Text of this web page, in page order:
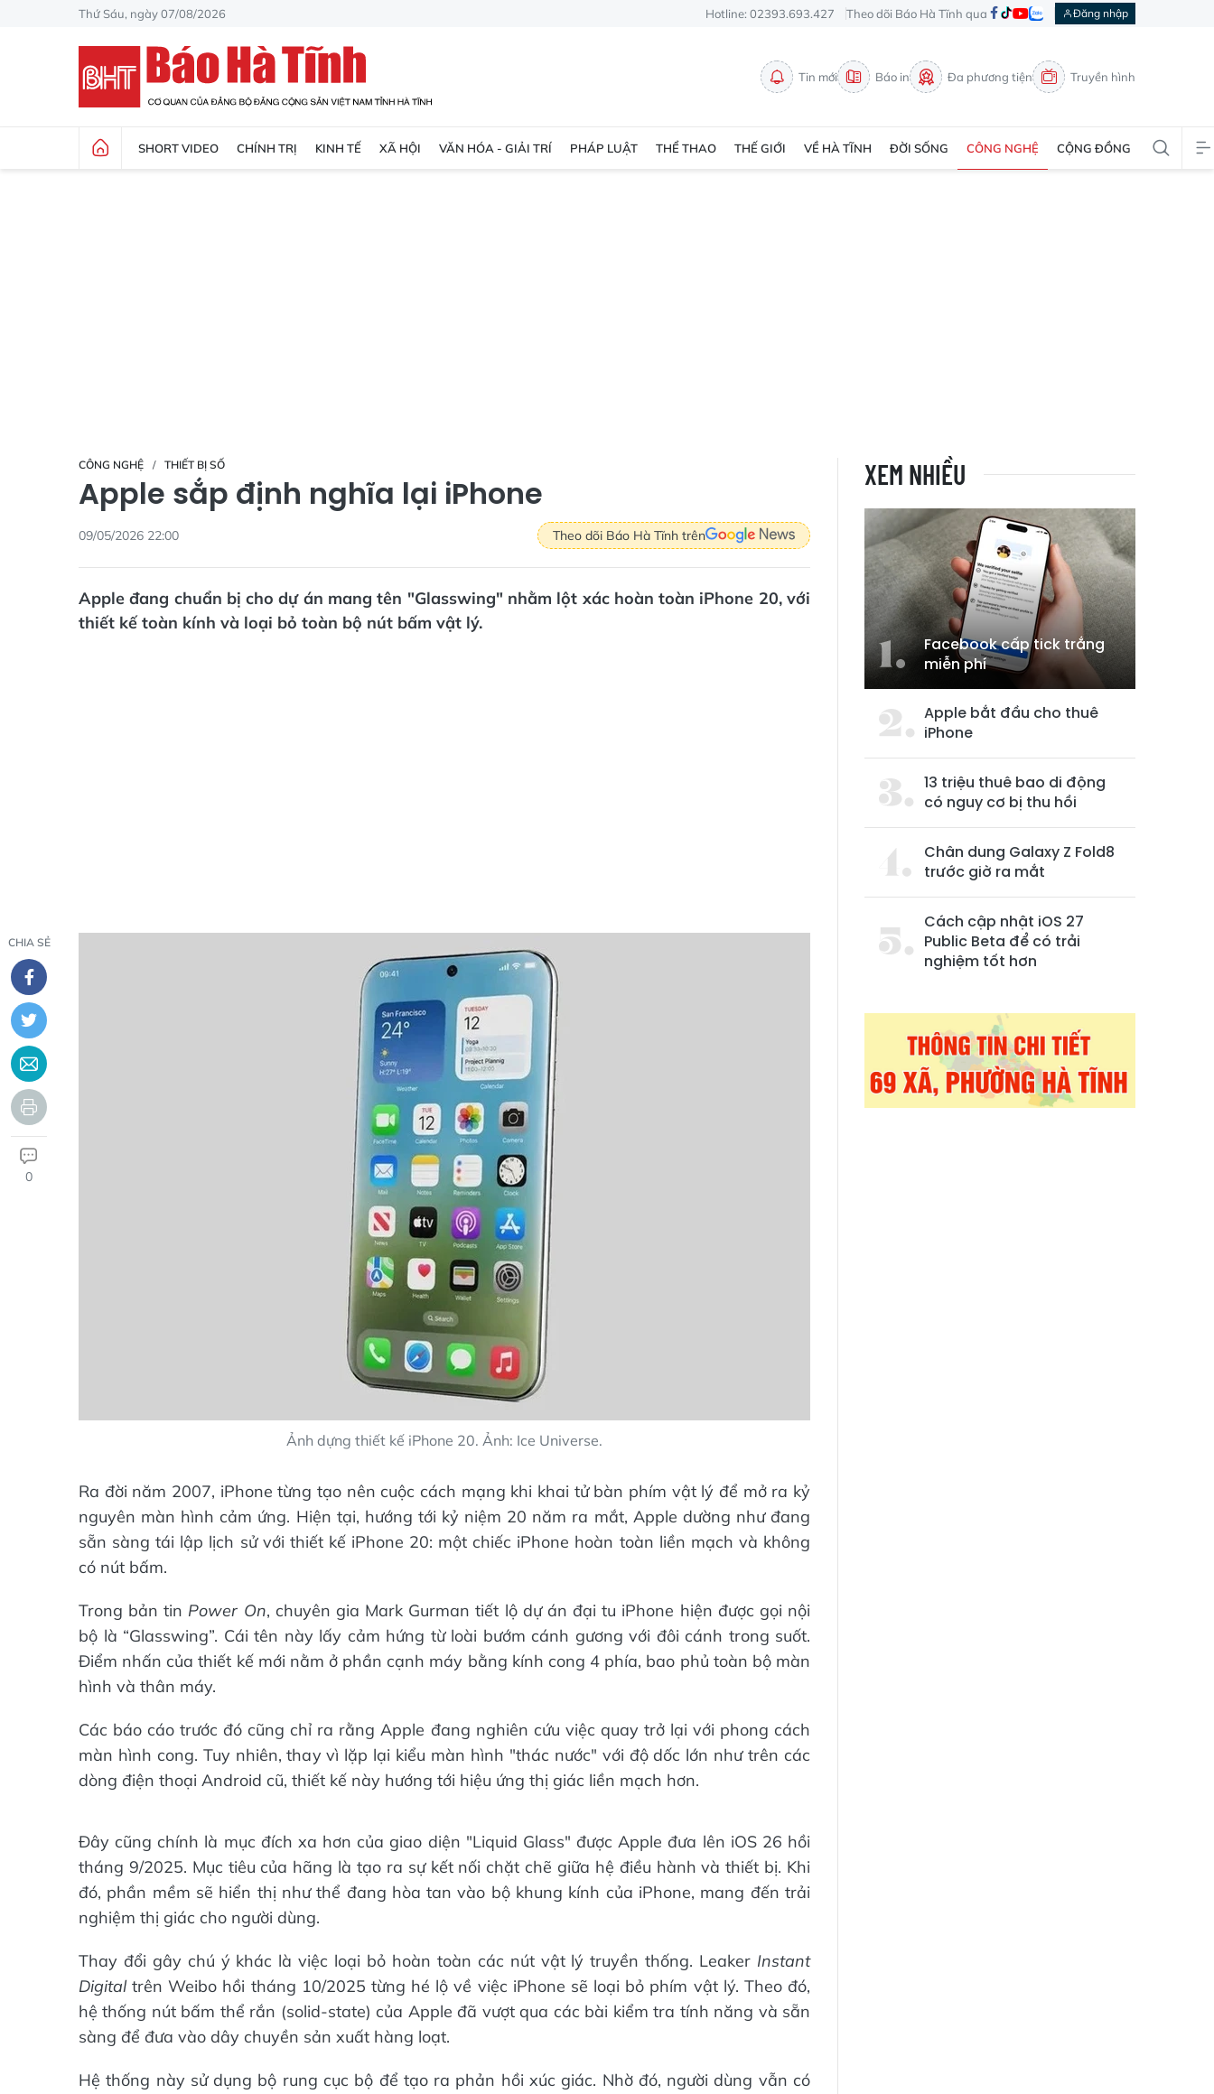
Thứ Sáu, ngày 07/08/2026 Hotline: 02393.693.427 Theo dõi Báo Hà Tĩnh qua Đăng nhập
Tin mới Báo in Đa phương tiện Truyền hình
SHORT VIDEO CHÍNH TRỊ KINH TẾ XÃ HỘI VĂN HÓA - GIẢI TRÍ PHÁP LUẬT THỂ THAO THẾ GIỚI VỀ HÀ TĨNH ĐỜI SỐNG CÔNG NGHỆ CỘNG ĐỒNG
CÔNG NGHỆ THIẾT BỊ SỐ
Apple sắp định nghĩa lại iPhone
09/05/2026 22:00 Theo dõi Báo Hà Tĩnh trên
Apple đang chuẩn bị cho dự án mang tên "Glasswing" nhằm lột xác hoàn toàn iPhone 20, với
thiết kế toàn kính và loại bỏ toàn bộ nút bấm vật lý.
CHIA SẺ
0
Ảnh dựng thiết kế iPhone 20. Ảnh: Ice Universe.
Ra đời năm 2007, iPhone từng tạo nên cuộc cách mạng khi khai tử bàn phím vật lý để mở ra kỷ
nguyên màn hình cảm ứng. Hiện tại, hướng tới kỷ niệm 20 năm ra mắt, Apple dường như đang
sẵn sàng tái lập lịch sử với thiết kế iPhone 20: một chiếc iPhone hoàn toàn liền mạch và không
có nút bấm.
Trong bản tin Power On, chuyên gia Mark Gurman tiết lộ dự án đại tu iPhone hiện được gọi nội
bộ là “Glasswing”. Cái tên này lấy cảm hứng từ loài bướm cánh gương với đôi cánh trong suốt.
Điểm nhấn của thiết kế mới nằm ở phần cạnh máy bằng kính cong 4 phía, bao phủ toàn bộ màn
hình và thân máy.
Các báo cáo trước đó cũng chỉ ra rằng Apple đang nghiên cứu việc quay trở lại với phong cách
màn hình cong. Tuy nhiên, thay vì lặp lại kiểu màn hình "thác nước" với độ dốc lớn như trên các
dòng điện thoại Android cũ, thiết kế này hướng tới hiệu ứng thị giác liền mạch hơn.
Đây cũng chính là mục đích xa hơn của giao diện "Liquid Glass" được Apple đưa lên iOS 26 hồi
tháng 9/2025. Mục tiêu của hãng là tạo ra sự kết nối chặt chẽ giữa hệ điều hành và thiết bị. Khi
đó, phần mềm sẽ hiển thị như thể đang hòa tan vào bộ khung kính của iPhone, mang đến trải
nghiệm thị giác cho người dùng.
Thay đổi gây chú ý khác là việc loại bỏ hoàn toàn các nút vật lý truyền thống. Leaker Instant
Digitaltrên Weibo hồi tháng 10/2025 từng hé lộ về việc iPhone sẽ loại bỏ phím vật lý. Theo đó,
hệ thống nút bấm thể rắn (solid-state) của Apple đã vượt qua các bài kiểm tra tính năng và sẵn
sàng để đưa vào dây chuyền sản xuất hàng loạt.
Hệ thống này sử dụng bộ rung cục bộ để tạo ra phản hồi xúc giác. Nhờ đó, người dùng vẫn có
XEM NHIỀU
Facebook cấp tick trắng
miễn phí
Apple bắt đầu cho thuê
iPhone
13 triệu thuê bao di động
có nguy cơ bị thu hồi
Chân dung Galaxy Z Fold8
trước giờ ra mắt
Cách cập nhật iOS 27
Public Beta để có trải
nghiệm tốt hơn